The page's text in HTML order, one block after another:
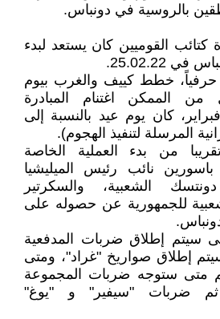
بالروسية في دونباس.
كتائب القوميين كان يستعد لبدء
25.02.22.
حرفياً، خطط كييف والغرب بيوم
الممكن اغتنام المبادرة
(يوم 23 فبراير، كان يوم عيد بالنسبة إلى
المرسلة لتنفيذ الهجوم).
من بدء العملية الخاصة
باسورين نائب رئيس الميليشيا
الشعبية، والسكرتير
للجمهورية عن حصوله على
سيتم إطلاق ضربات المدفعية
إطلاق صواريخ "غراد"، ومتى
متى ستوجه ضربات المجموعة
ثم ضربات "سيفير" و "يوغ"